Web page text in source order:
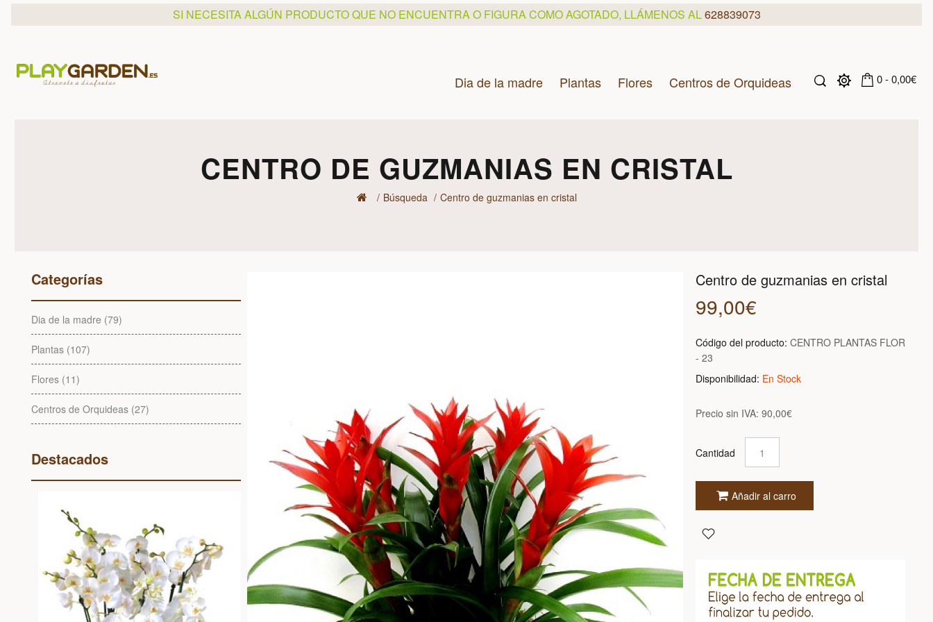
SI NECESITA ALGÚN PRODUCTO QUE NO ENCUENTRA O FIGURA COMO AGOTADO, LLÁMENOS AL628839073
Dia de la madre Plantas Flores Centros de Orquideas 0 - 0,00€
CENTRO DE GUZMANIAS EN CRISTAL
Búsqueda Centro de guzmanias en cristal
Categorías
Dia de la madre (79)
Plantas (107)
Flores (11)
Centros de Orquideas (27)
Destacados
Centro de guzmanias en cristal
99,00€
Código del producto: CENTRO PLANTAS FLOR
- 23
Disponibilidad: En Stock
Precio sin IVA: 90,00€
Cantidad
Añadir al carro